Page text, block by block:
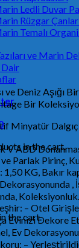
Ledli Duvar
Rüzgar
Temalı
ve Marin
in the cart.
the cart.
ve Deniz Aşığı
Bir
Minyatür
V ABD
Parlak Pirinç,
1,50 KG, Bakır
Dekorasyonunda
Koleksiyonluk.
– Otel
Evinizi Dekore
Ev
–